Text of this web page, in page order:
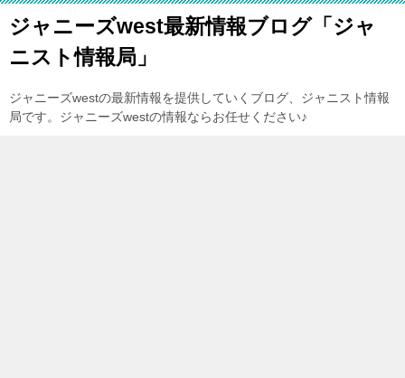
ジャニーズwest最新情報ブログ「ジャ
ニスト情報局」
ジャニーズwestの最新情報を提供していくブログ、ジャニスト情報
局です。ジャニーズwestの情報ならお任せください♪